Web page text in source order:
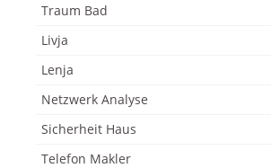
Traum Bad
Livja
Lenja
Netzwerk Analyse
Sicherheit Haus
Telefon Makler